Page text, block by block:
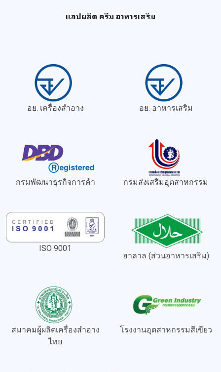
แลปผลิต ครีม อาหารเสริม
อย. เครื่องสำอาง อย. อาหารเสริม
กรมพัฒนาธุรกิจการค้า กรมส่งเสริมอุตสาหกรรม
ISO 9001
ฮาลาล (ส่วนอาหารเสริม)
สมาคมผู้ผลิตเครื่องสำอาง
ไทย
โรงงานอุตสาหกรรมสีเขียว